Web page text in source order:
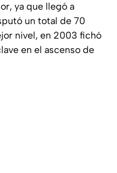
ya que llegó a
un total de 70
nivel, en 2003 fichó
en el ascenso de